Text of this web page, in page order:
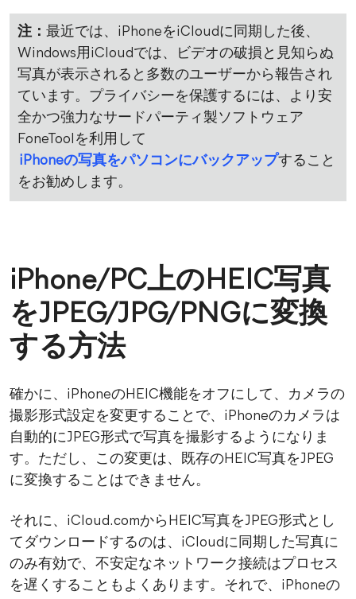
注： 最近では、iPhoneをiCloudに同期した後、
Windows用iCloudでは、ビデオの破損と見知らぬ
写真が表示されると多数のユーザーから報告され
ています。プライバシーを保護するには、より安
全かつ強力なサードパーティ製ソフトウェア
FoneToolを利用して
iPhoneの写真をパソコンにバックアップすること
をお勧めします。
iPhone/PC上のHEIC写真
をJPEG/JPG/PNGに変換
する方法
確かに、iPhoneのHEIC機能をオフにして、カメラの
撮影形式設定を変更することで、iPhoneのカメラは
自動的にJPEG形式で写真を撮影するようになりま
す。ただし、この変更は、既存のHEIC写真をJPEG
に変換することはできません。
それに、iCloud.comからHEIC写真をJPEG形式とし
てダウンロードするのは、iCloudに同期した写真に
のみ有効で、不安定なネットワーク接続はプロセス
を遅くすることもよくあります。それで、iPhoneの